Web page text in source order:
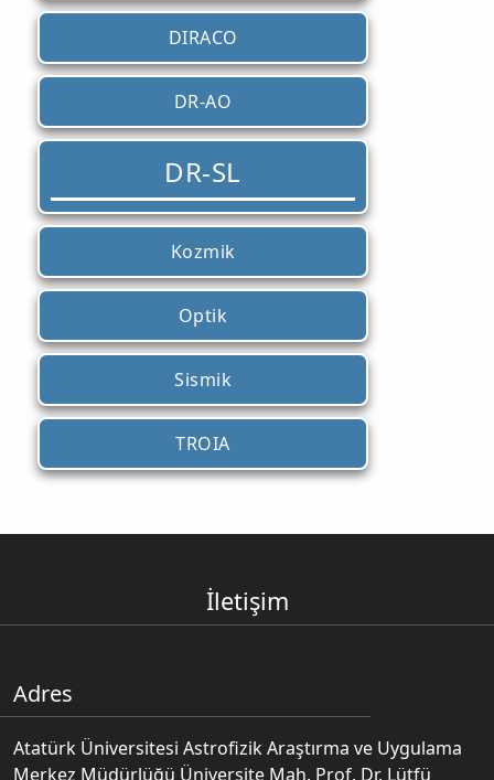
DIRACO
DR-AO
DR-SL
Kozmik
Optik
Sismik
TROIA
İletişim
Adres
Atatürk Üniversitesi Astrofizik Araştırma ve Uygulama
Merkez Müdürlüğü Üniversite Mah. Prof. Dr. Lütfü